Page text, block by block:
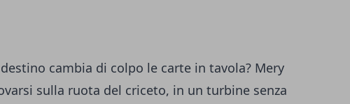
cambia di colpo le carte in tavola? Mery
sulla ruota del criceto, in un turbine senza